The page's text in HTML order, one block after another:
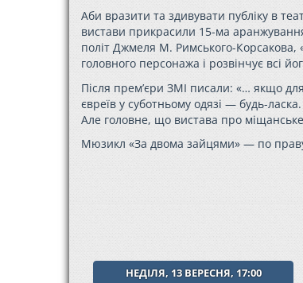
Аби вразити та здивувати публіку в
вистави прикрасили 15-ма
політ Джмеля М. Римського-Корсакова,
головного персонажа і розвінчує всі
Після прем’єри ЗМІ писали: «… якщо
євреїв у суботньому одязі — будь-
Але головне, що вистава про
Мюзикл «За двома зайцями» — по
НЕДІЛЯ, 13 ВЕРЕСНЯ, 17:00